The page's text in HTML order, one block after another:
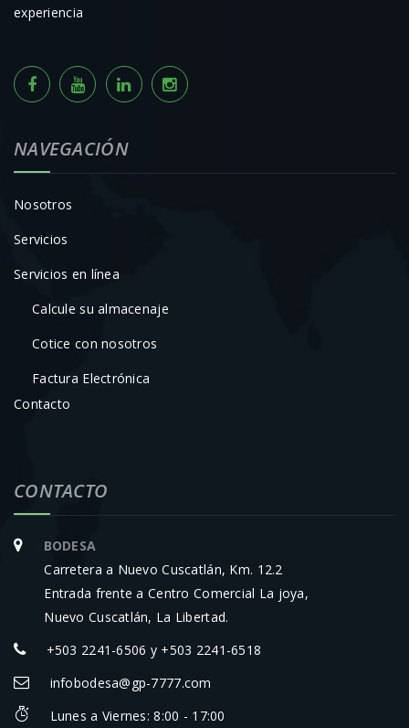
experiencia
NAVEGACIÓN
Nosotros
Servicios
Servicios en línea
Calcule su almacenaje
Cotice con nosotros
Factura Electrónica
Contacto
CONTACTO
BODESA
Carretera a Nuevo Cuscatlán, Km. 12.2
Entrada frente a Centro Comercial La joya,
Nuevo Cuscatlán, La Libertad.
+503 2241-6506 y +503 2241-6518
infobodesa@gp-7777.com
Lunes a Viernes: 8:00 - 17:00